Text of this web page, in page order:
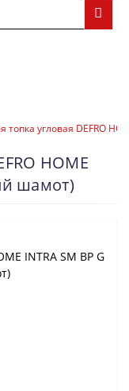
топка угловая DEFRO
HOME
шамот)